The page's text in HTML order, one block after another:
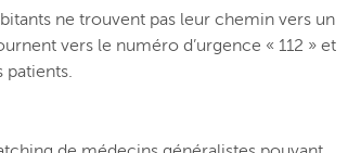
ne trouvent pas leur chemin vers un
vers le numéro d’urgence « 112 » et